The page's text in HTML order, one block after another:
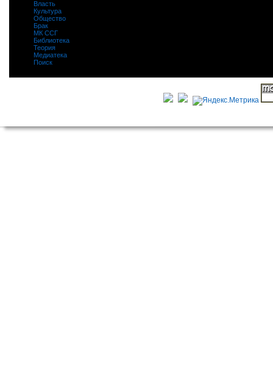
Власть
Культура
Общество
Брак
МК ССГ
Библиотека
Теория
Медиатека
Поиск